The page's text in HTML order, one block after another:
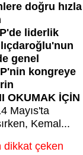
doğru hızla
liderlik
genel
kongreye
OKUMAK İÇİN
Mayıs'ta
Kemal...
dikkat çeken